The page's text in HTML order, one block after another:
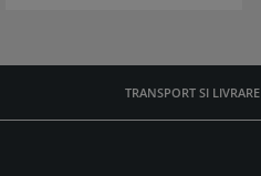
TRANSPORT SI LIVRARE